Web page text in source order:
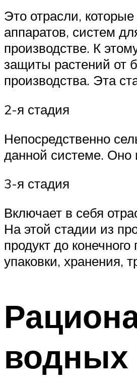
Это отрасли,
аппаратов, систем
производстве. К
защиты растений от
производства. Эта
2-я стадия
Непосредственно
данной системе. Оно
3-я стадия
Включает в себя
На этой стадии из
продукт до
упаковки, хранения,
водных